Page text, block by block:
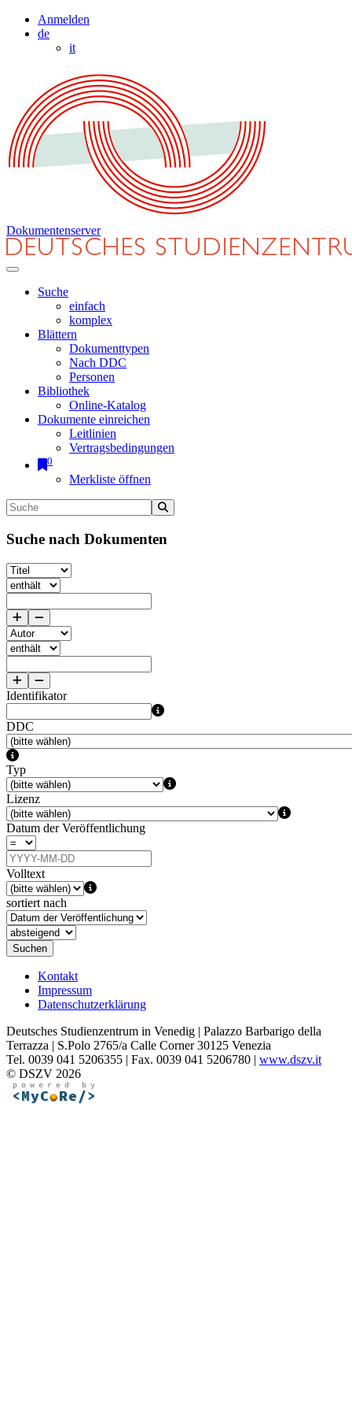
Anmelden
de
it
Dokumentenserver
Suche
einfach
komplex
Blättern
Dokumenttypen
Nach DDC
Personen
Bibliothek
Online-Katalog
Dokumente einreichen
Leitlinien
Vertragsbedingungen
0
Merkliste öffnen
Suche nach Dokumenten
Identifikator
DDC
Typ
Lizenz
Datum der Veröffentlichung
Volltext
sortiert nach
Suchen
Kontakt
Impressum
Datenschutzerklärung
Deutsches Studienzentrum in Venedig | Palazzo Barbarigo della
Terrazza | S.Polo 2765/a Calle Corner 30125 Venezia
Tel. 0039 041 5206355 | Fax. 0039 041 5206780 | www.dszv.it
© DSZV 2026